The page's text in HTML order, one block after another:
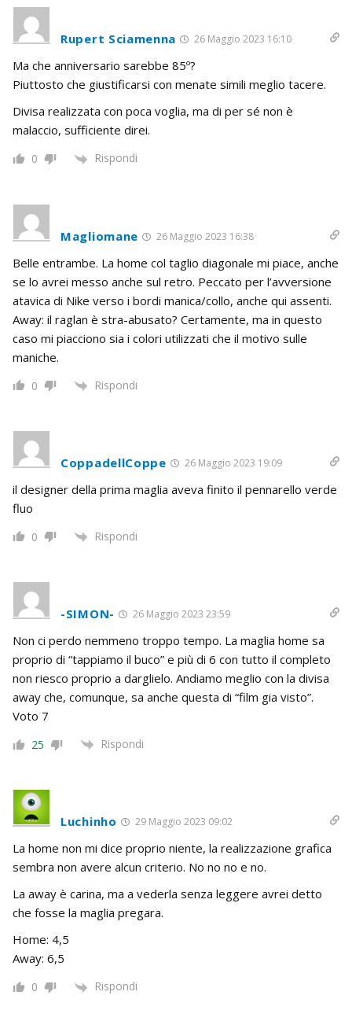
Rupert Sciamenna 26 Maggio 2023 16:10
Ma che anniversario sarebbe 85º?
Piuttosto che giustificarsi con menate simili meglio tacere.
Divisa realizzata con poca voglia, ma di per sé non è
malaccio, sufficiente direi.
0 Rispondi
Magliomane 26 Maggio 2023 16:38
Belle entrambe. La home col taglio diagonale mi piace, anche
se lo avrei messo anche sul retro. Peccato per l’avversione
atavica di Nike verso i bordi manica/collo, anche qui assenti.
Away: il raglan è stra-abusato? Certamente, ma in questo
caso mi piacciono sia i colori utilizzati che il motivo sulle
maniche.
0 Rispondi
CoppadellCoppe 26 Maggio 2023 19:09
il designer della prima maglia aveva finito il pennarello verde
fluo
0 Rispondi
-SIMON- 26 Maggio 2023 23:59
Non ci perdo nemmeno troppo tempo. La maglia home sa
proprio di “tappiamo il buco” e più di 6 con tutto il completo
non riesco proprio a darglielo. Andiamo meglio con la divisa
away che, comunque, sa anche questa di “film gia visto”.
Voto 7
25 Rispondi
Luchinho 29 Maggio 2023 09:02
La home non mi dice proprio niente, la realizzazione grafica
sembra non avere alcun criterio. No no no e no.
La away è carina, ma a vederla senza leggere avrei detto
che fosse la maglia pregara.
Home: 4,5
Away: 6,5
0 Rispondi